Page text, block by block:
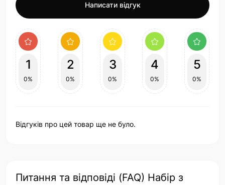
Написати відгук
1
0%
2
0%
3
0%
4
0%
5
0%
Відгуків про цей товар ще не було.
Питання та відповіді (FAQ) Набір з